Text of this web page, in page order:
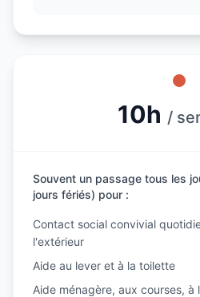
10h /
Souvent un passage tous les
jours fériés) pour :
Contact social convivial
l'extérieur
Aide au lever et à la toilette
Aide ménagère, aux courses,